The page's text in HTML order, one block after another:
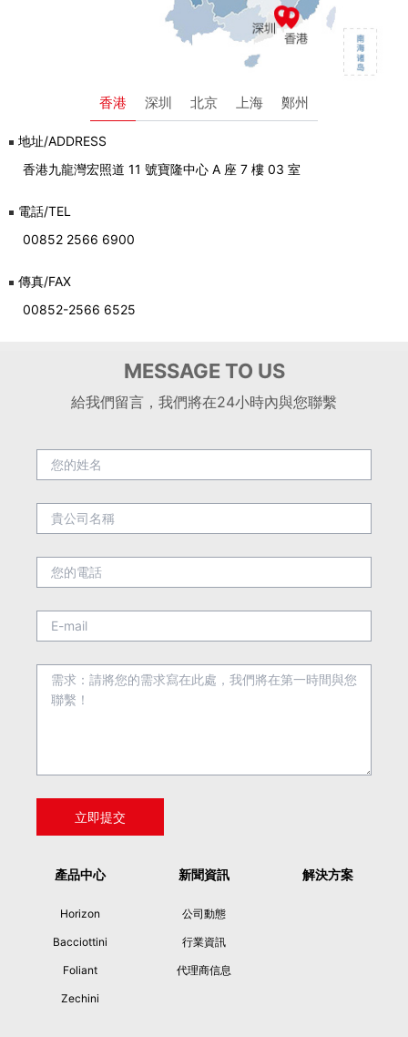
香港 深圳 北京 上海 鄭州
地址/ADDRESS
香港九龍灣宏照道 11 號寶隆中心 A 座 7 樓 03 室
電話/TEL
00852 2566 6900
傳真/FAX
00852-2566 6525
MESSAGE TO US
給我們留言，我們將在24小時內與您聯繫
產品中心
Horizon
Bacciottini
Foliant
Zechini
新聞資訊
公司動態
行業資訊
代理商信息
解決方案